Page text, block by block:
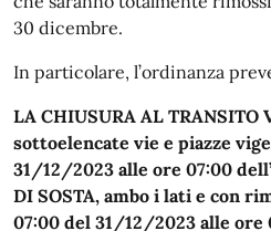
30 dicembre.
In particolare, l’ordinanza
LA CHIUSURA AL TRANSITO
sottoelencate vie e piazze
31/12/2023 alle ore 07:00
DI SOSTA, ambo i lati e con
07:00 del 31/12/2023 alle ore